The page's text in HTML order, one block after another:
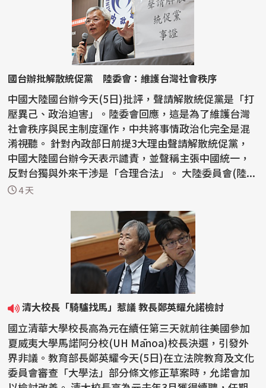
國台辦批解散統促黨 陸委會：維護台灣社會秩序
中國大陸國台辦今天(5日)批評，聲請解散統促黨是「打
壓異己、政治迫害」。陸委會回應，這是為了維護台灣
社會秩序與民主制度運作，中共將事情政治化完全是混
淆視聽。 針對內政部日前提3大理由聲請解散統促黨，
中國大陸國台辦今天表示譴責，並聲稱主張中國統一，
反對台獨與外來干涉是「合理合法」。 大陸委員會(陸...
4 天
清大校長「騎驢找馬」惹議 教長鄭英耀允諾檢討
國立清華大學校長高為元在續任第三天就前往美國參加
夏威夷大學馬諾阿分校(UH Mānoa)校長決選，引發外
界非議。教育部長鄭英耀今天(5日)在立法院教育及文化
委員會審查「大學法」部分條文修正草案時，允諾會加